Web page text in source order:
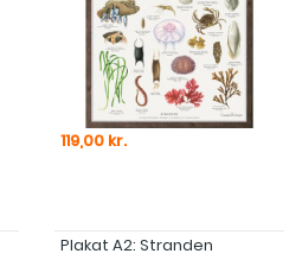
Pris
119,00 kr.
Plakat A2: Stranden